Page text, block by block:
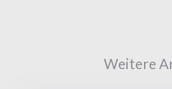
Weitere